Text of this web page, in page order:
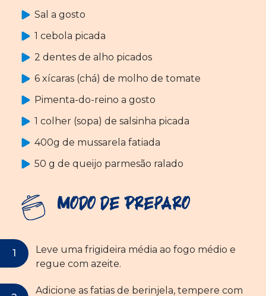
Sal a gosto
1 cebola picada
2 dentes de alho picados
6 xícaras (chá) de molho de tomate
Pimenta-do-reino a gosto
1 colher (sopa) de salsinha picada
400g de mussarela fatiada
50 g de queijo parmesão ralado
Modo de Preparo
Leve uma frigideira média ao fogo médio e
regue com azeite.
Adicione as fatias de berinjela, tempere com